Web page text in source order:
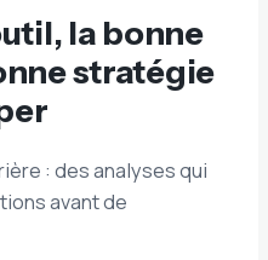
la bonne
stratégie
: des analyses qui
avant de